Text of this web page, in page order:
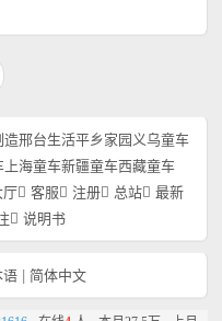
造邢台生活平乡家园义乌童车
上海童车新疆童车西藏童车
客服 注册 总站
最新
说明书
语| 简体中文